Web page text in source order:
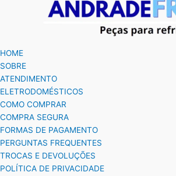
HOME
SOBRE
ATENDIMENTO
ELETRODOMÉSTICOS
COMO COMPRAR
COMPRA SEGURA
FORMAS DE PAGAMENTO
PERGUNTAS FREQUENTES
TROCAS E DEVOLUÇÕES
POLÍTICA DE PRIVACIDADE